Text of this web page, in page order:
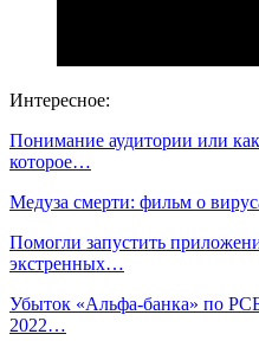
Интересное:
Понимание аудитории или
которое…
Медуза смерти: фильм о
Помогли запустить
экстренных…
Убыток «Альфа-банка» по
2022…